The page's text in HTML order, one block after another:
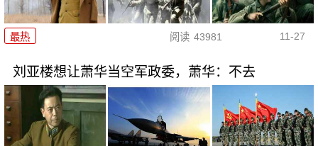
最热 阅读 43981 11-27
刘亚楼想让萧华当空军政委，萧华：不去